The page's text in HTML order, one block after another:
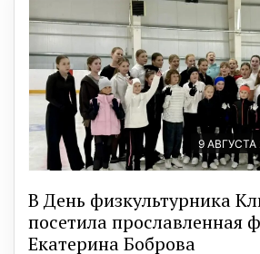
9 АВГУСТА
В День физкультурника
посетила прославленная
Екатерина Боброва